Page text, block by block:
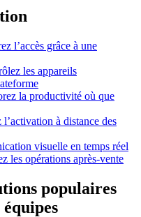
l’accès grâce à une
les appareils
la productivité où que
à distance des
visuelle en temps réel
les opérations après-vente
populaires